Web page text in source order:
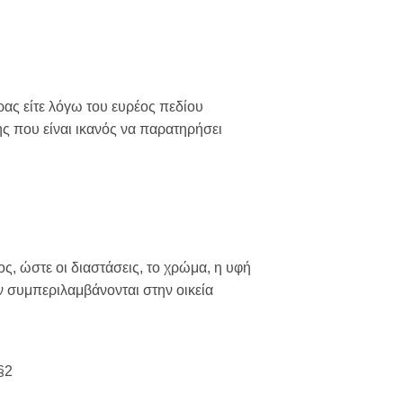
είτε λόγω του ευρέος πεδίου
που είναι ικανός να παρατηρήσει
ώστε οι διαστάσεις, το χρώμα, η υφή
στην οικεία